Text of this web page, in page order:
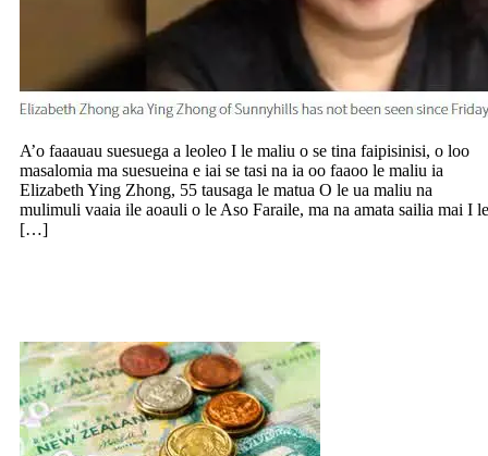
A’o faaauau suesuega a leoleo I le maliu o se tina faipisinisi, o loo
masalomia ma suesueina e iai se tasi na ia oo faaoo le maliu ia
Elizabeth Ying Zhong, 55 tausaga le matua O le ua maliu na
mulimuli vaaia ile aoauli o le Aso Faraile, ma na amata sailia mai I le
[…]